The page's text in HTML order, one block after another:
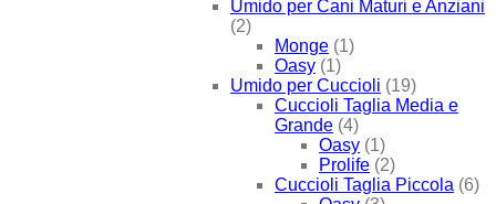
Umido per Cani Maturi e Anziani
(2)
Monge (1)
Oasy (1)
Umido per Cuccioli (19)
Cuccioli Taglia Media e
Grande (4)
Oasy (1)
Prolife (2)
Cuccioli Taglia Piccola (6)